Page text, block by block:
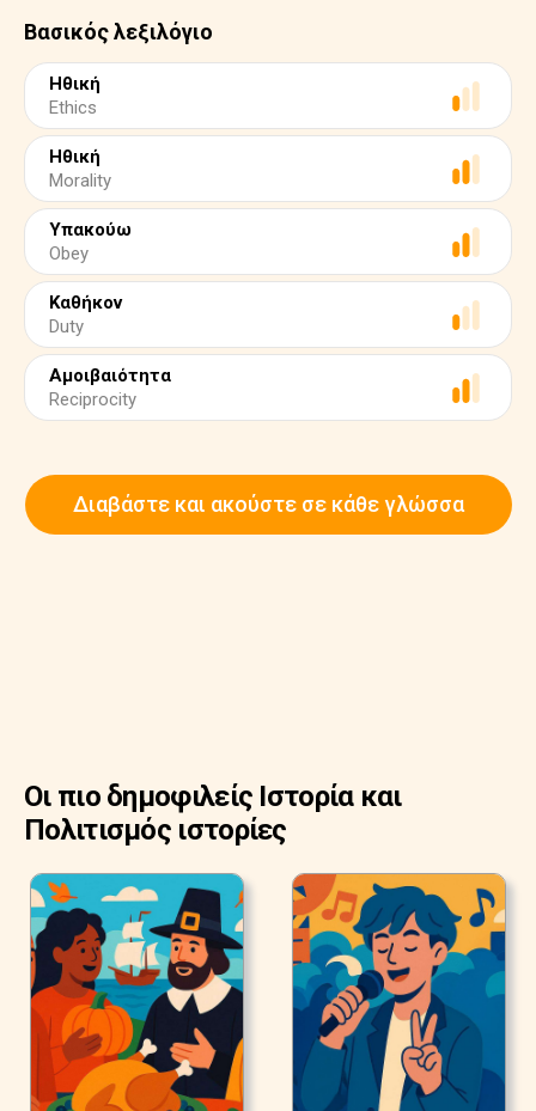
Βασικός λεξιλόγιο
Ηθική
Ethics
Ηθική
Morality
Υπακούω
Obey
Καθήκον
Duty
Αμοιβαιότητα
Reciprocity
Διαβάστε και ακούστε σε κάθε γλώσσα
Οι πιο δημοφιλείς Ιστορία και
Πολιτισμός ιστορίες